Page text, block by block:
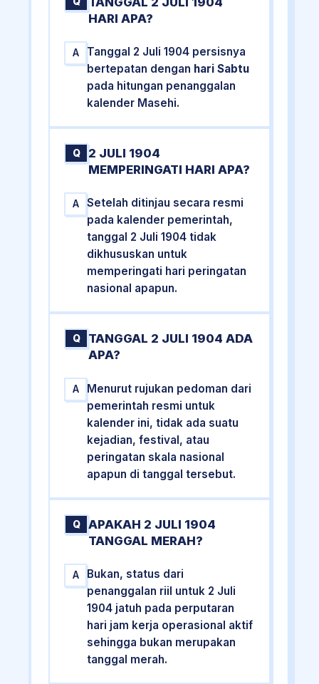
HARI APA?
A
Tanggal 2 Juli 1904 persisnya
bertepatan dengan hari Sabtu
pada hitungan penanggalan
kalender Masehi.
Q
2 JULI 1904
MEMPERINGATI HARI APA?
A
Setelah ditinjau secara resmi
pada kalender pemerintah,
tanggal 2 Juli 1904 tidak
dikhususkan untuk
memperingati hari peringatan
nasional apapun.
Q
TANGGAL 2 JULI 1904 ADA
APA?
A
Menurut rujukan pedoman dari
pemerintah resmi untuk
kalender ini, tidak ada suatu
kejadian, festival, atau
peringatan skala nasional
apapun di tanggal tersebut.
Q
APAKAH 2 JULI 1904
TANGGAL MERAH?
A
Bukan, status dari
penanggalan riil untuk 2 Juli
1904 jatuh pada perputaran
hari jam kerja operasional aktif
sehingga bukan merupakan
tanggal merah.